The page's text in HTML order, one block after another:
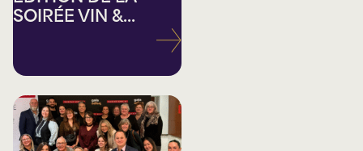
SOIRÉE VIN &...